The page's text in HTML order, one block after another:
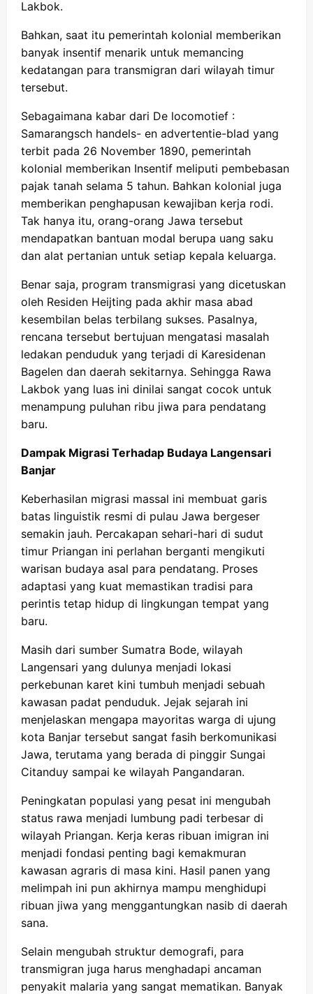
Lakbok.
Bahkan, saat itu pemerintah kolonial memberikan
banyak insentif menarik untuk memancing
kedatangan para transmigran dari wilayah timur
tersebut.
Sebagaimana kabar dari De locomotief :
Samarangsch handels- en advertentie-blad yang
terbit pada 26 November 1890, pemerintah
kolonial memberikan Insentif meliputi pembebasan
pajak tanah selama 5 tahun. Bahkan kolonial juga
memberikan penghapusan kewajiban kerja rodi.
Tak hanya itu, orang-orang Jawa tersebut
mendapatkan bantuan modal berupa uang saku
dan alat pertanian untuk setiap kepala keluarga.
Benar saja, program transmigrasi yang dicetuskan
oleh Residen Heijting pada akhir masa abad
kesembilan belas terbilang sukses. Pasalnya,
rencana tersebut bertujuan mengatasi masalah
ledakan penduduk yang terjadi di Karesidenan
Bagelen dan daerah sekitarnya. Sehingga Rawa
Lakbok yang luas ini dinilai sangat cocok untuk
menampung puluhan ribu jiwa para pendatang
baru.
Dampak Migrasi Terhadap Budaya Langensari
Banjar
Keberhasilan migrasi massal ini membuat garis
batas linguistik resmi di pulau Jawa bergeser
semakin jauh. Percakapan sehari-hari di sudut
timur Priangan ini perlahan berganti mengikuti
warisan budaya asal para pendatang. Proses
adaptasi yang kuat memastikan tradisi para
perintis tetap hidup di lingkungan tempat yang
baru.
Masih dari sumber Sumatra Bode, wilayah
Langensari yang dulunya menjadi lokasi
perkebunan karet kini tumbuh menjadi sebuah
kawasan padat penduduk. Jejak sejarah ini
menjelaskan mengapa mayoritas warga di ujung
kota Banjar tersebut sangat fasih berkomunikasi
Jawa, terutama yang berada di pinggir Sungai
Citanduy sampai ke wilayah Pangandaran.
Peningkatan populasi yang pesat ini mengubah
status rawa menjadi lumbung padi terbesar di
wilayah Priangan. Kerja keras ribuan imigran ini
menjadi fondasi penting bagi kemakmuran
kawasan agraris di masa kini. Hasil panen yang
melimpah ini pun akhirnya mampu menghidupi
ribuan jiwa yang menggantungkan nasib di daerah
sana.
Selain mengubah struktur demografi, para
transmigran juga harus menghadapi ancaman
penyakit malaria yang sangat mematikan. Banyak